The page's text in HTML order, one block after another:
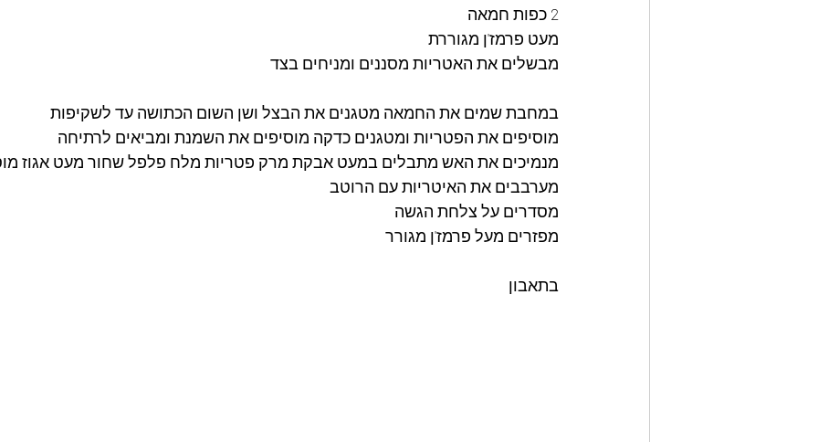
2 כפות חמאה
מעט פרמז'ן מגוררת
מבשלים את האטריות מסננים ומניחים בצד
במחבת שמים את החמאה מטגנים את הבצל ושן השום הכתושה עד לשקיפות
מוסיפים את הפטריות ומטגנים כדקה מוסיפים את השמנת ומביאים לרתיחה
מנמיכים את האש מתבלים במעט אבקת מרק פטריות מלח פלפל שחור מעט אגוז
מערבבים את האיטריות עם הרוטב
מסדרים על צלחת הגשה
מפזרים מעל פרמז'ן מגורר
בתאבון